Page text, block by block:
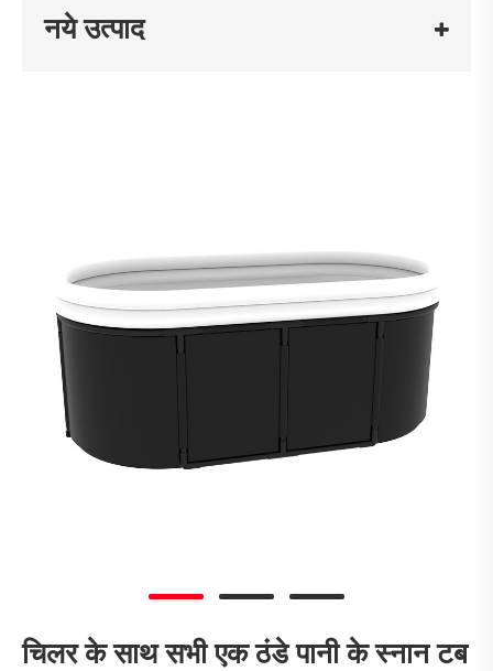
नये उत्पाद
चिलर के साथ सभी एक ठंडे पानी के स्नान टब